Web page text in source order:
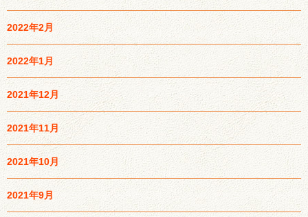
2022年2月
2022年1月
2021年12月
2021年11月
2021年10月
2021年9月